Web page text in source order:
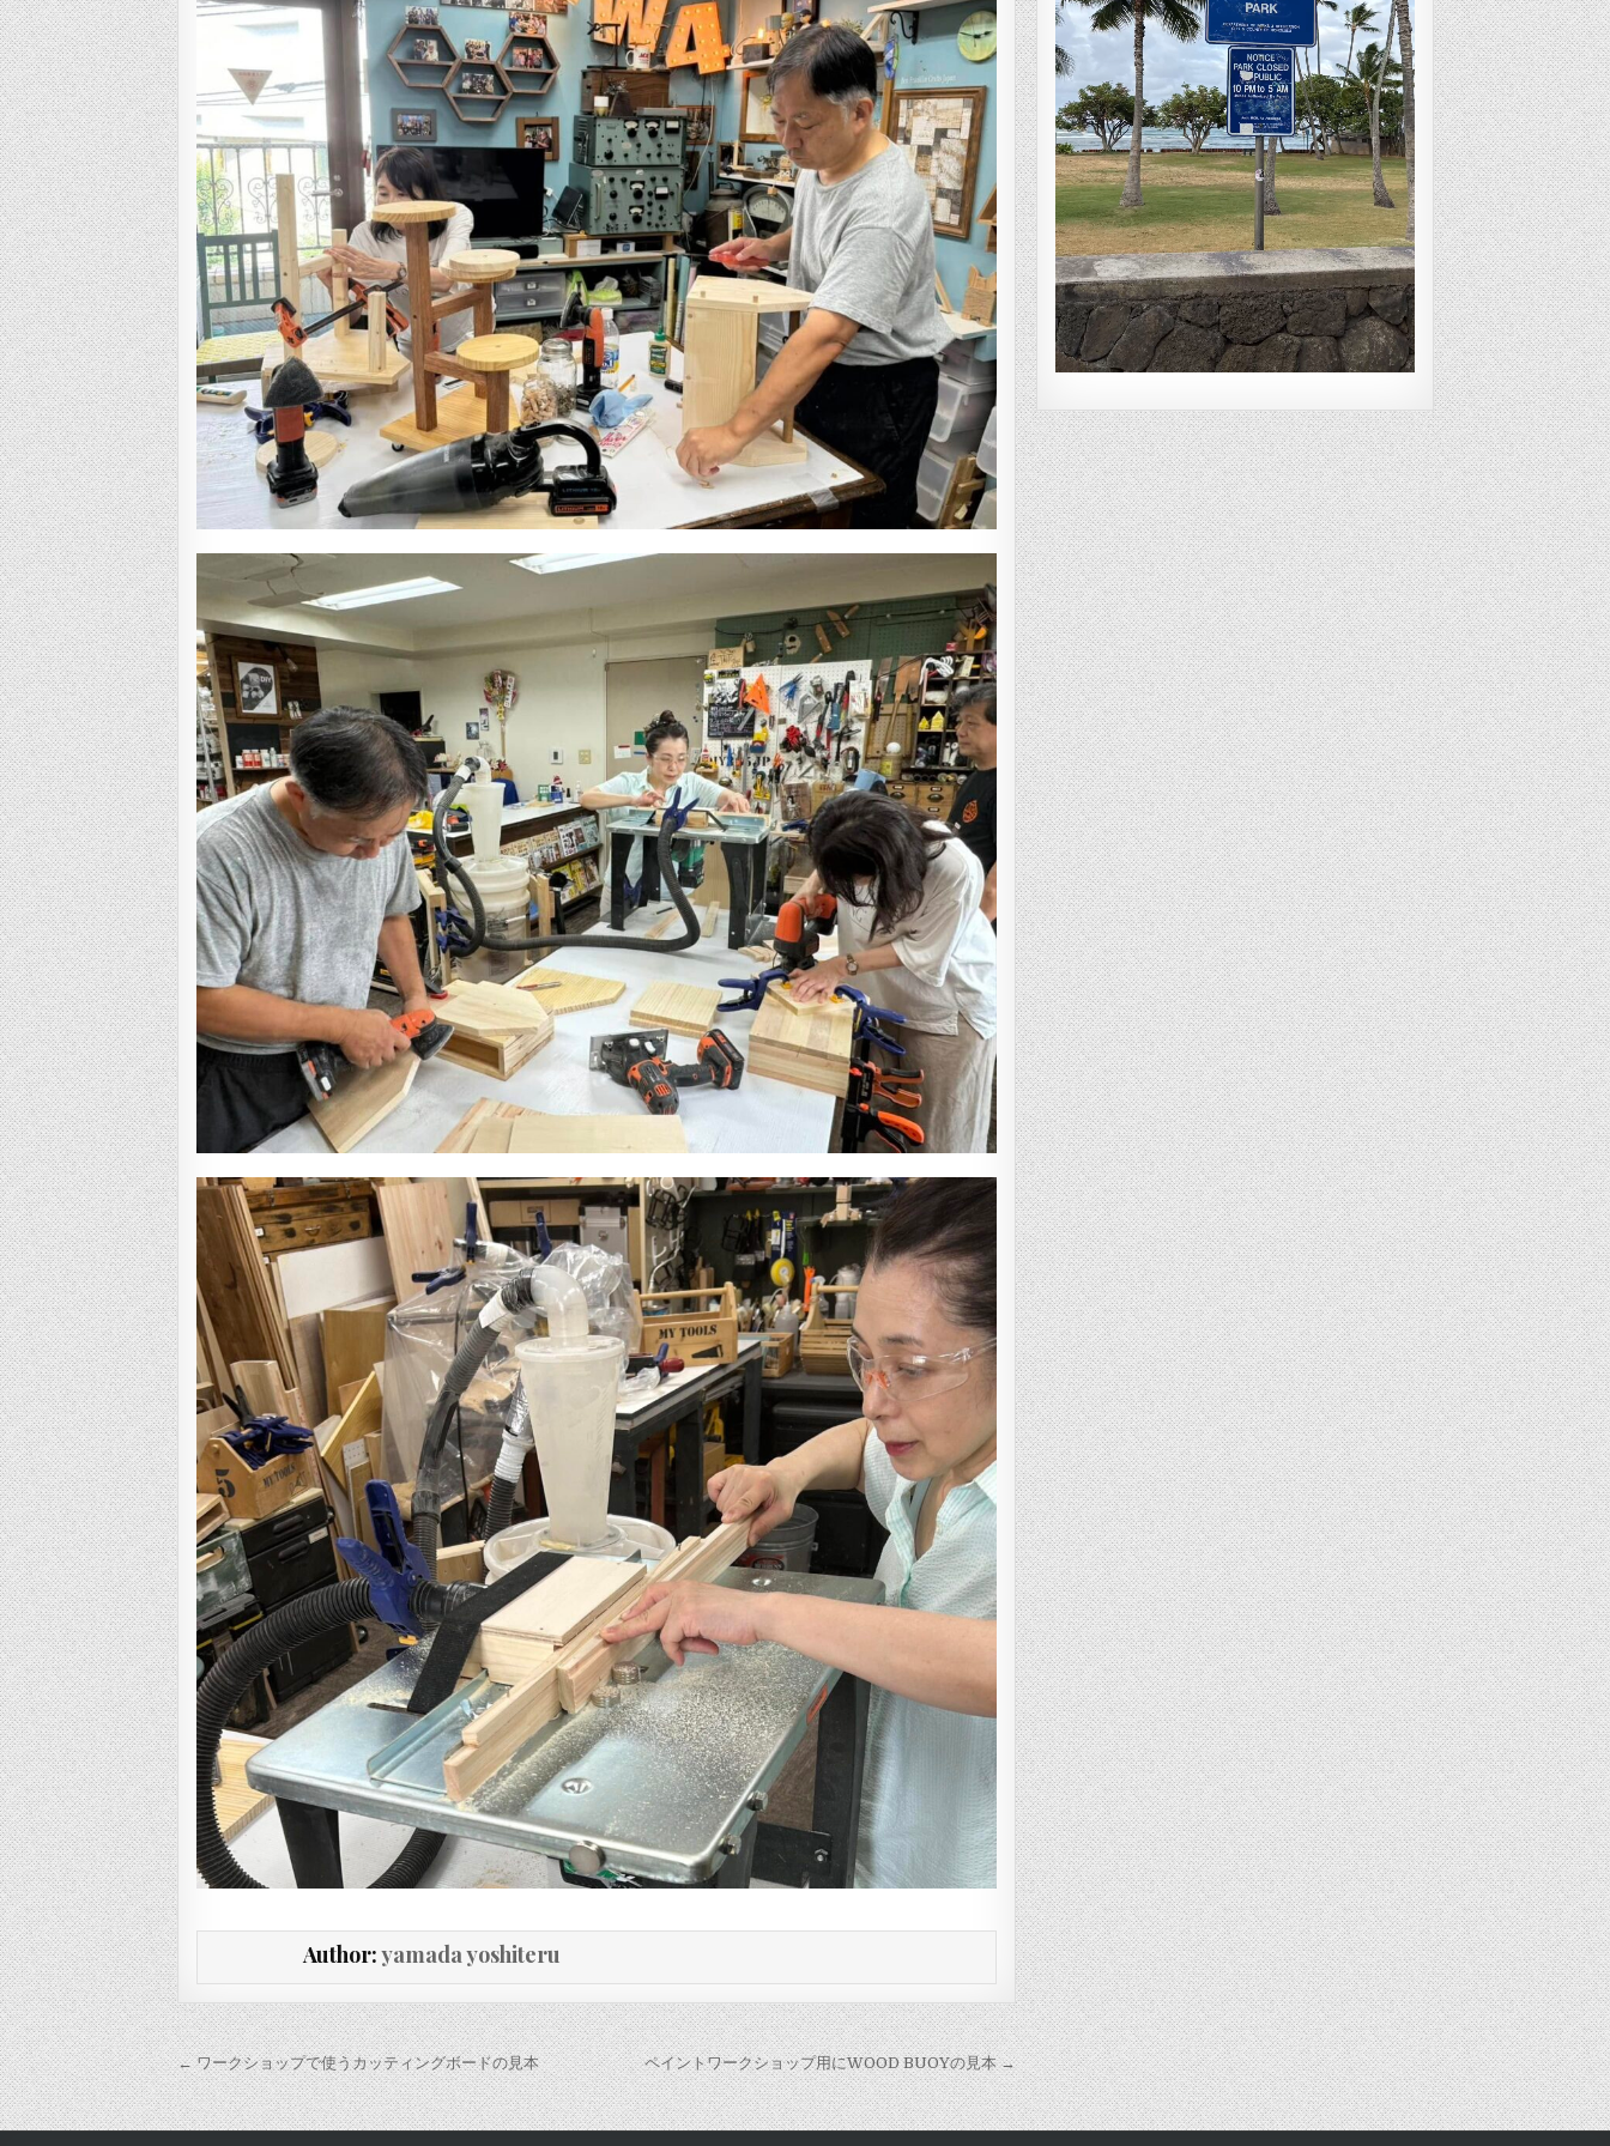
Author:yamada yoshiteru
投稿ナビゲーション
← ワークショップで使うカッティングボードの見本 ペイントワークショップ用にWOOD BUOYの見本 →